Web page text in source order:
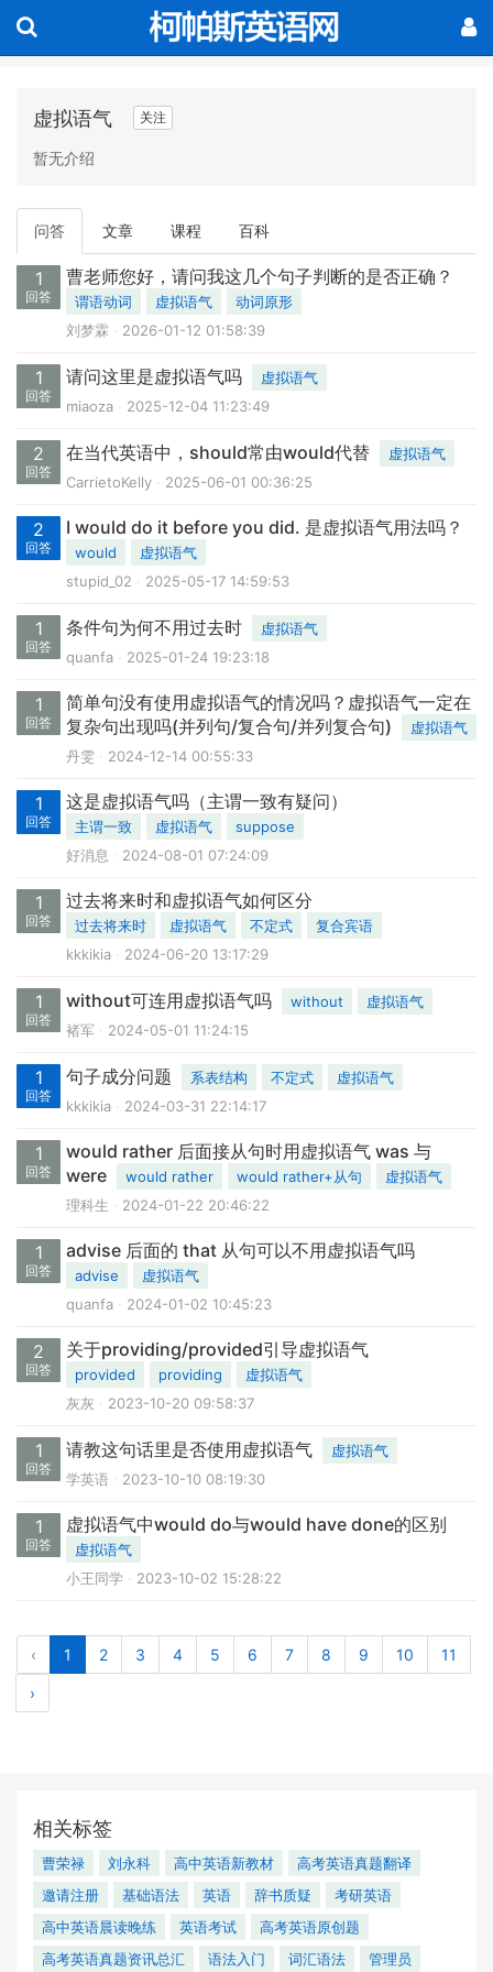
虚拟语气 关注
暂无介绍
问答 文章 课程 百科
1
回答
曹老师您好，请问我这几个句子判断的是否正确？
谓语动词 虚拟语气
动词原形
刘梦霖
2026-01-12 01:58:39
1
回答
请问这里是虚拟语气吗
虚拟语气
miaoza
2025-12-04 11:23:49
2
回答
在当代英语中，should常由would代替
虚拟语气
CarrietoKelly
2025-06-01 00:36:25
2
回答
I would do it before you did. 是虚拟语气用法吗？
would
虚拟语气
stupid_02
2025-05-17 14:59:53
1
回答
条件句为何不用过去时
虚拟语气
quanfa
2025-01-24 19:23:18
1
回答
简单句没有使用虚拟语气的情况吗？虚拟语气一定在
复杂句出现吗(并列句/复合句/并列复合句)
虚拟语气
丹雯
2024-12-14 00:55:33
1
回答
这是虚拟语气吗（主谓一致有疑问）
主谓一致 虚拟语气
suppose
好消息
2024-08-01 07:24:09
1
回答
过去将来时和虚拟语气如何区分
过去将来时 虚拟语气 不定式
复合宾语
kkkikia
2024-06-20 13:17:29
1
回答
without可连用虚拟语气吗 without
虚拟语气
褚军
2024-05-01 11:24:15
1
回答
句子成分问题 系表结构 不定式
虚拟语气
kkkikia
2024-03-31 22:14:17
1
回答
would rather 后面接从句时用虚拟语气 was 与
were
would rather would rather+从句
虚拟语气
理科生
2024-01-22 20:46:22
1
回答
advise 后面的 that 从句可以不用虚拟语气吗
advise
虚拟语气
quanfa
2024-01-02 10:45:23
2
回答
关于providing/provided引导虚拟语气
provided providing
虚拟语气
灰灰
2023-10-20 09:58:37
1
回答
请教这句话里是否使用虚拟语气
虚拟语气
学英语
2023-10-10 08:19:30
1
回答
虚拟语气中would do与would have done的区别
虚拟语气
小王同学
2023-10-02 15:28:22
‹ 1 2 3 4 5 6 7 8 9 10 11
›
相关标签
曹荣禄 刘永科 高中英语新教材
高考英语真题翻译
邀请注册
基础语法 英语 辞书质疑
考研英语
高中英语晨读晚练
英语考试
高考英语原创题
高考英语真题资讯总汇
语法入门 词汇语法 管理员